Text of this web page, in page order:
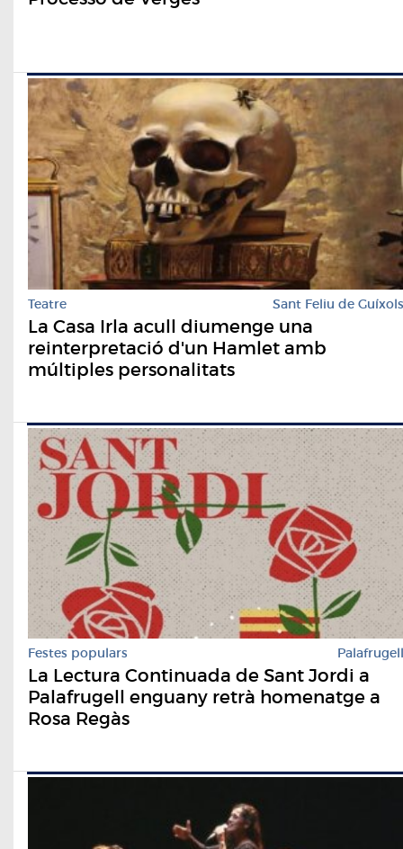
Teatre Sant Feliu de Guíxols
La Casa Irla acull diumenge una
reinterpretació d'un Hamlet amb
múltiples personalitats
Festes populars Palafrugell
La Lectura Continuada de Sant Jordi a
Palafrugell enguany retrà homenatge a
Rosa Regàs